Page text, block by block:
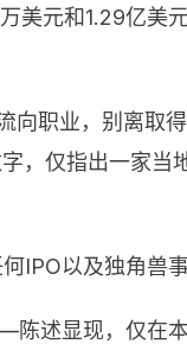
美元和1.29亿美
向职业，别离取
仅指出一家当
IPO以及独角兽事
述显现，仅在